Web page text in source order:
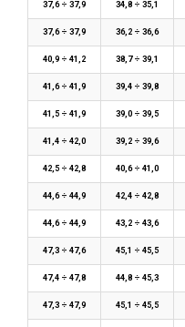
37,6 ÷ 37,9 34,8 ÷ 35,1
37,6 ÷ 37,9 36,2 ÷ 36,6
40,9 ÷ 41,2 38,7 ÷ 39,1
41,6 ÷ 41,9 39,4 ÷ 39,8
41,5 ÷ 41,9 39,0 ÷ 39,5
41,4 ÷ 42,0 39,2 ÷ 39,6
42,5 ÷ 42,8 40,6 ÷ 41,0
44,6 ÷ 44,9 42,4 ÷ 42,8
44,6 ÷ 44,9 43,2 ÷ 43,6
47,3 ÷ 47,6 45,1 ÷ 45,5
47,4 ÷ 47,8 44,8 ÷ 45,3
47,3 ÷ 47,9 45,1 ÷ 45,5